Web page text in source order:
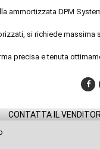
ammortizzata DPM
si richiede massima
precisa e tenuta
CONTATTA IL